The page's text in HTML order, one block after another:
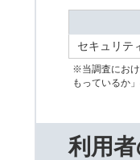
セキュリテ
※当調査にお
もっているか
利用